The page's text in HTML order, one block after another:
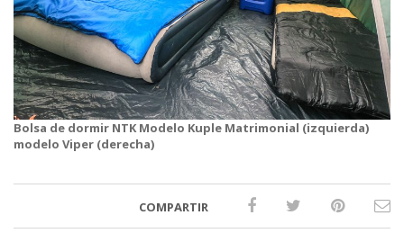
Bolsa de dormir NTK Modelo Kuple Matrimonial (izquierda)
modelo Viper (derecha)
COMPARTIR